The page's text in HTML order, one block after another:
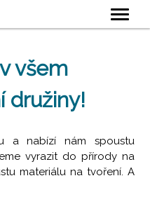
ŠKOLA
všem
družiny!
a nabízí nám spoustu
vyrazit do přírody na
materiálu na tvoření. A